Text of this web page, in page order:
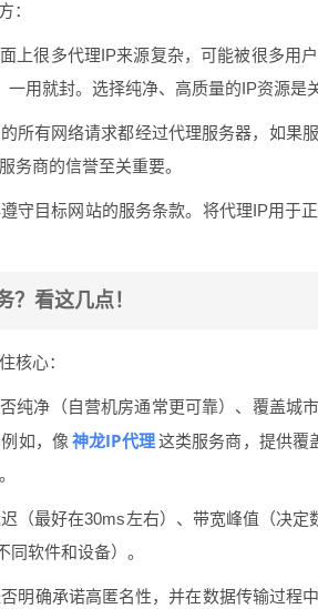
：
上很多代理IP来源复杂，可能被很多用
一用就封。选择纯净、高质量的IP资源是
所有网络请求都经过代理服务器，如果
务商的信誉至关重要。
守目标网站的服务条款。将代理IP用于
？看这几点！
核心：
纯净（自营机房通常更可靠）、覆盖城
如，像 神龙IP代理这类服务商，提供覆
（最好在30ms左右）、带宽峰值（决
软件和设备）。
明确承诺高匿名性，并在数据传输过程